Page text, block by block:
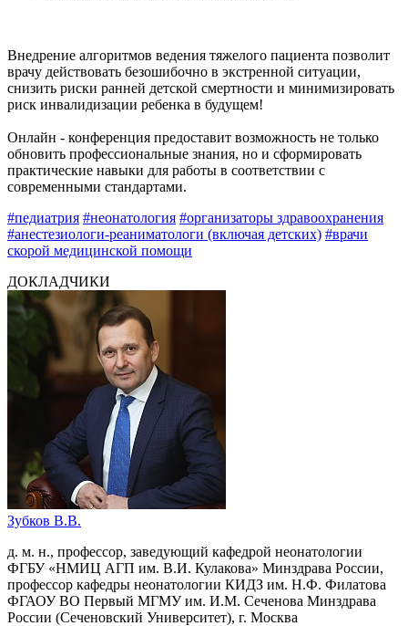
Внедрение алгоритмов ведения тяжелого пациента позволит
врачу действовать безошибочно в экстренной ситуации,
снизить риски ранней детской смертности и минимизировать
риск инвалидизации ребенка в будущем!
Онлайн - конференция предоставит возможность не только
обновить профессиональные знания, но и сформировать
практические навыки для работы в соответствии с
современными стандартами.
#педиатрия #неонатология #организаторы здравоохранения
#анестезиологи-реаниматологи (включая детских) #врачи
скорой медицинской помощи
ДОКЛАДЧИКИ
Зубков В.В.
д. м. н., профессор, заведующий кафедрой неонатологии
ФГБУ «НМИЦ АГП им. В.И. Кулакова» Минздрава России,
профессор кафедры неонатологии КИДЗ им. Н.Ф. Филатова
ФГАОУ ВО Первый МГМУ им. И.М. Сеченова Минздрава
России (Сеченовский Университет), г. Москва